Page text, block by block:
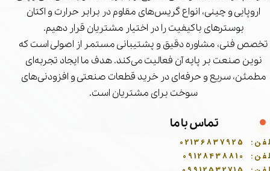
اروپایی و چینی، انواع گریس‌های مقاوم در برابر حرارت و اکتان
بوسترهای باکیفیت را در اختیار مشتریان قرار دهیم.
تخصص فنی، مشاوره دقیق و پشتیبانی مستمر از اصولی است که
نوین صنعت بر پایه آن فعالیت می‌کند. هدف ما ایجاد تجربه‌ای
مطمئن، سریع و حرفه‌ای در خرید قطعات صنعتی و افزودنی‌های
سوخت برای مشتریان است.
تماس با ما
02136837925
09128438810